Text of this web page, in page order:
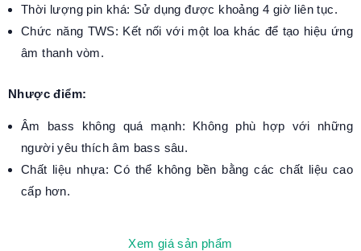
Thời lượng pin khá: Sử dụng được khoảng 4 giờ liên tục.
Chức năng TWS: Kết nối với một loa khác để tạo hiệu ứng
âm thanh vòm.
Nhược điểm:
Âm bass không quá mạnh: Không phù hợp với những
người yêu thích âm bass sâu.
Chất liệu nhựa: Có thể không bền bằng các chất liệu cao
cấp hơn.
Xem giá sản phẩm